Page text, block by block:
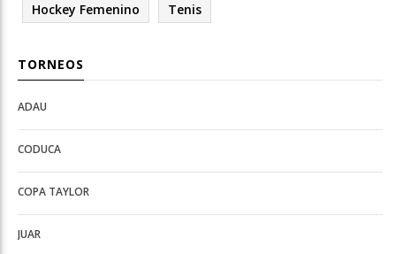
Hockey Femenino Tenis
TORNEOS
Open
Deportes
configuration
options
Open
configuration
options
ADAU
CODUCA
COPA TAYLOR
JUAR